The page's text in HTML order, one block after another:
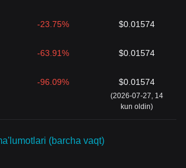
-23.75% $0.01574
-63.91% $0.01574
-96.09% $0.01574
(2026-07-27, 14
kun oldin)
(barcha vaqt)